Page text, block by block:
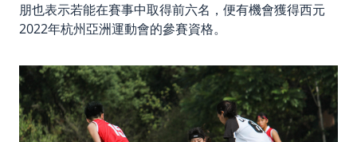
朋也表示若能在賽事中取得前六名，便有機會獲得西元
2022年杭州亞洲運動會的參賽資格。